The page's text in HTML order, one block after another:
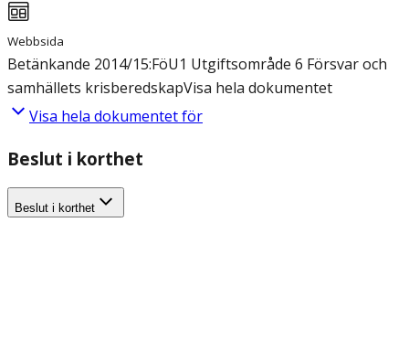
Webbsida
Betänkande 2014/15:FöU1 Utgiftsområde 6 Försvar och
samhällets krisberedskapVisa hela dokumentet
Visa hela dokumentet för
Beslut i korthet
Beslut i korthet